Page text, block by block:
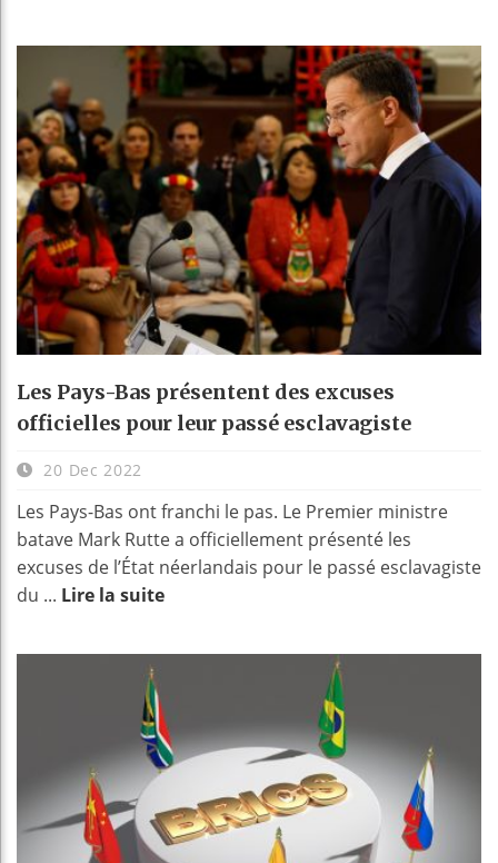
Les Pays-Bas présentent des excuses
officielles pour leur passé esclavagiste
20 Dec 2022
Les Pays-Bas ont franchi le pas. Le Premier ministre
batave Mark Rutte a officiellement présenté les
excuses de l’État néerlandais pour le passé esclavagiste
du ... Lire la suite